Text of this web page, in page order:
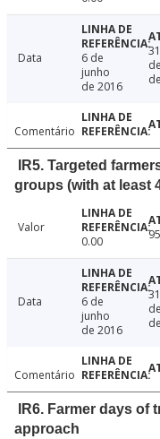
Data
6 de
junho
de 2016
Comentário
IR5. Targeted
groups (with at least
Valor
0.00
Data
6 de
junho
de 2016
Comentário
IR6. Farmer days of
approach